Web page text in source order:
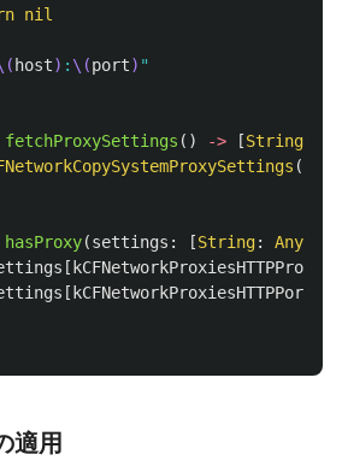
nil
host) : \(port) "
fetchProxySettings () -> [String
()?
hasProxy(settings : [String: Any
[ kCFNetworkProxiesHTTPProxy
[ kCFNetworkProxiesHTTPPort
適用